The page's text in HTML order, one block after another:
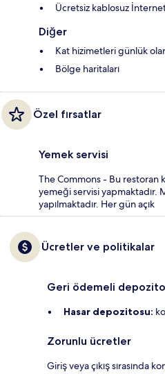
Ücretsiz kablosuz
Diğer
Kat hizimetleri günlük
Bölge haritaları
Özel fırsatlar
Yemek servisi
The Commons - Bu restoran
yemeği servisi yapmaktadır.
yapılmaktadır. Her gün açık
Ücretler ve politikalar
Geri ödemeli
Hasar depozitosu:
Zorunlu ücretler
Giriş veya çıkış sırasında